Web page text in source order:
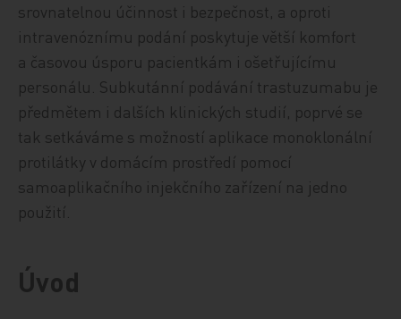
srovnatelnou účinnost i bezpečnost, a oproti
intravenóznímu podání poskytuje větší komfort
a časovou úsporu pacientkám i ošetřujícímu
personálu. Subkutánní podávání trastuzumabu je
předmětem i dalších klinických studií, poprvé se
tak setkáváme s možností aplikace monoklonální
protilátky v domácím prostředí pomocí
samoaplikačního injekčního zařízení na jedno
použití.
Úvod